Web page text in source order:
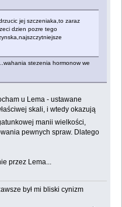
jej szczeniaka,to zaraz
dzien pozre tego
stezenia hormonow we
u Lema - ustawane
skali, i wtedy okazują
manii wielkości,
pewnych spraw. Dlatego
przez Lema...
był mi bliski cynizm